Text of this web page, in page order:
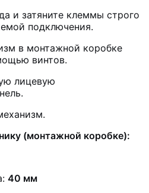
и затяните клеммы строго
подключения.
в монтажной коробке
винтов.
лицевую
(монтажной коробке):
40 мм